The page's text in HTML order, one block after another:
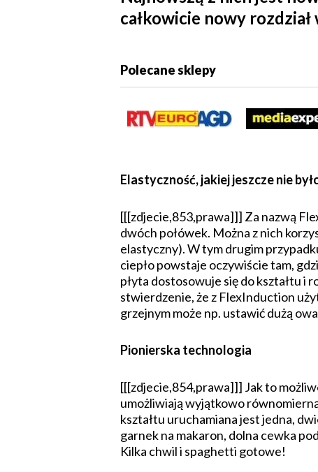
całkowicie nowy
Polecane sklepy
Elastyczność, jakiej jeszcze nie
[[[zdjecie,853,prawa]]] Za nazwą
dwóch połówek. Można z nich
elastyczny). W tym drugim
ciepło powstaje oczywiście tam,
płyta dostosowuje się do kształtu i
stwierdzenie, że z FlexInduction
grzejnym może np. ustawić dużą
Pionierska technologia
[[[zdjecie,854,prawa]]] Jak to
umożliwiają wyjątkowo
kształtu uruchamiana jest jedna,
garnek na makaron, dolna cewka
Kilka chwil i spaghetti gotowe!